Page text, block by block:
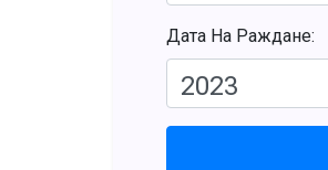
Дата На Раждане:
2023